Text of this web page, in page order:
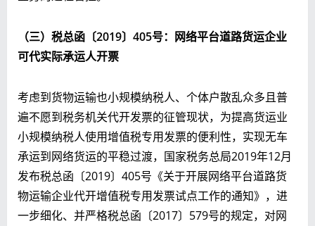
（三）税总函〔2019〕405号：网络平台道路货运企业
可代实际承运人开票
考虑到货物运输也小规模纳税人、个体户散乱众多且普
遍不愿到税务机关代开发票的征管现状，为提高货运业
小规模纳税人使用增值税专用发票的便利性，实现无车
承运到网络货运的平稳过渡，国家税务总局2019年12月
发布税总函〔2019〕405号《关于开展网络平台道路货
物运输企业代开增值税专用发票试点工作的通知》，进
一步细化、并严格税总函〔2017〕579号的规定，对网